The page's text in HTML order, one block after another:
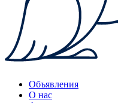
Объявления
О нас